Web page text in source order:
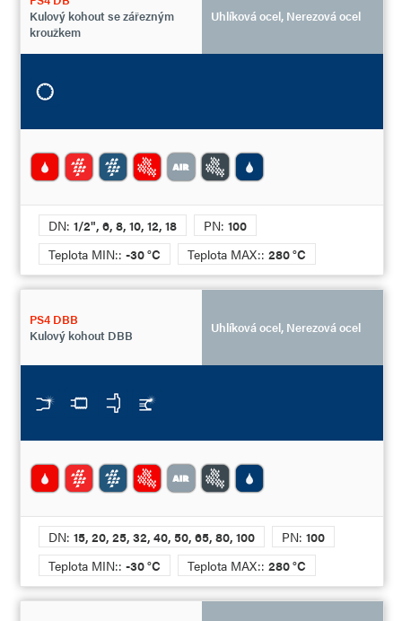
Kulový kohout se zářezným
kroužkem
Uhlíková ocel, Nerezová ocel
DN:1/2", 6, 8, 10, 12, 18 PN:100
Teplota MIN::-30 °C Teplota MAX::280 °C
PS4 DBB
Kulový kohout DBB
Uhlíková ocel, Nerezová ocel
DN:15, 20, 25, 32, 40, 50, 65, 80, 100 PN:100
Teplota MIN::-30 °C Teplota MAX::280 °C